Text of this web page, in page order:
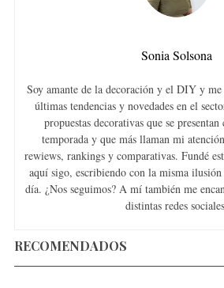
Sonia Solsona
Soy amante de la decoración y el DIY y me
últimas tendencias y novedades en el
propuestas decorativas que se
temporada y que más llaman mi
rewiews, rankings y comparativas. Fundé
aquí sigo, escribiendo con la misma
día. ¿Nos seguimos? A mí también me
distintas redes
RECOMENDADOS